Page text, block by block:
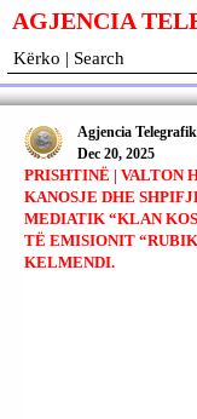
AGJENCIA
PRISHTINË | VALTON
KANOSJE DHE
MEDIATIK “KLAN
TË EMISIONIT
KELMENDI.
Agjencia
Dec 20, 2025